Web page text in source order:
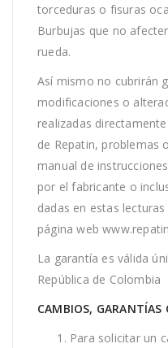
torceduras o fisuras
Burbujas que no
rueda.
Así mismo no cubrirán
modificaciones o
realizadas
de Repatin, problemas
manual de
por el fabricante o
dadas en estas
página web
La garantía es válida
República de Colombia
CAMBIOS, GARANTÍAS
Para solicitar un